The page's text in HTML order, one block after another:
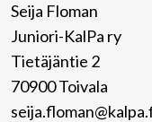
Seija Floman
Juniori-KalPa ry
Tietäjäntie 2
70900 Toivala